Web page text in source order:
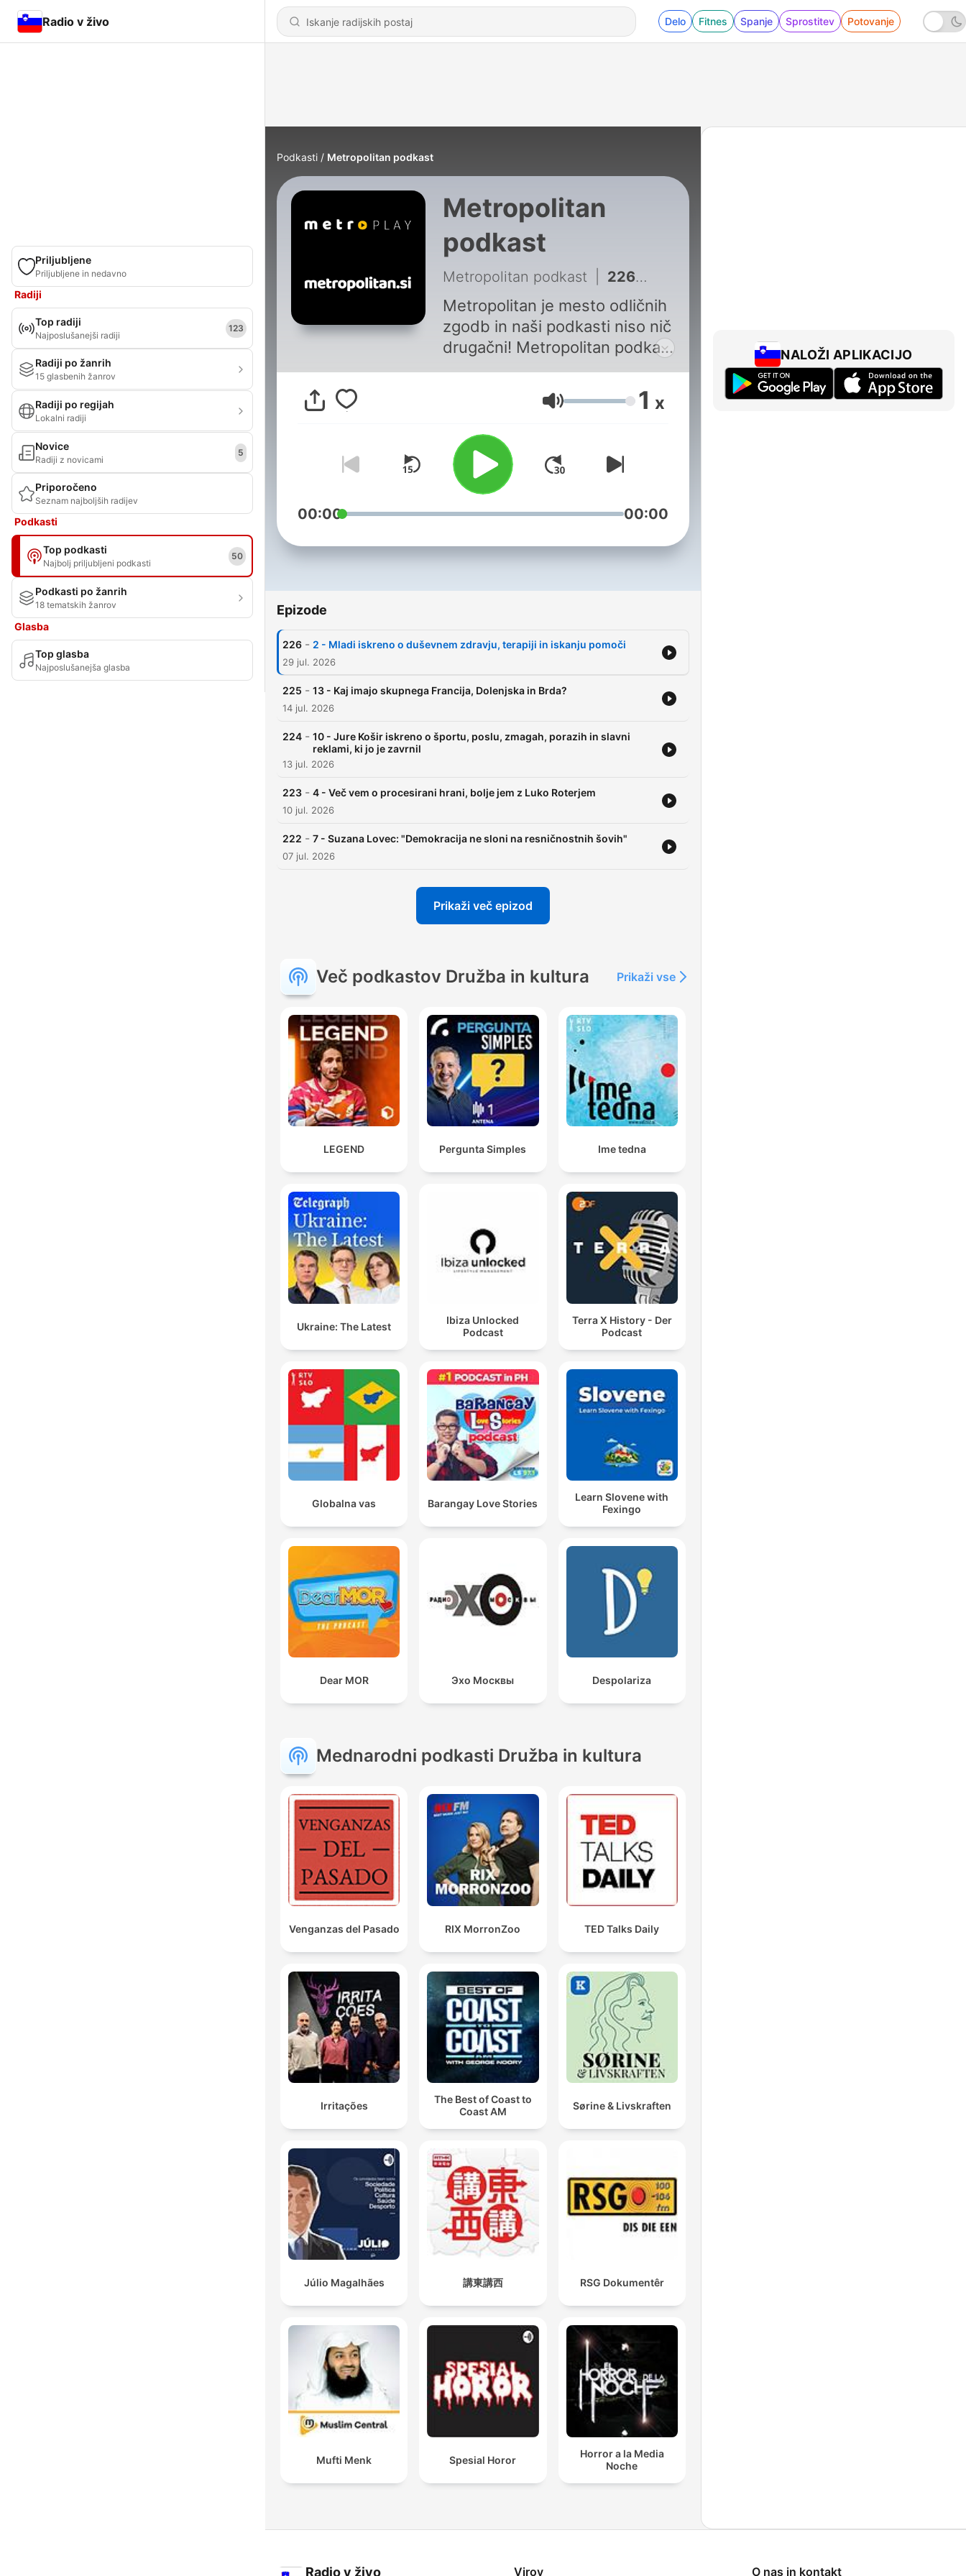
Radio v živo Delo Fitnes Spanje Sprostitev Potovanje
Priljubljene
Priljubljene in nedavno
Radiji
Top radiji
Najposlušanejši radiji
123
Radiji po žanrih
15 glasbenih žanrov
Radiji po regijah
Lokalni radiji
Novice
Radiji z novicami
5
Priporočeno
Seznam najboljših radijev
Podkasti
Top podkasti
Najbolj priljubljeni podkasti
50
Podkasti po žanrih
18 tematskih žanrov
Glasba
Top glasba
Najposlušanejša glasba
Podkasti Metropolitan podkast
Metropolitan
podkast
Metropolitan podkast 226 - 2 - Mladi iskreno o duševnem zdravju, terapiji in iskanju pomoči
Metropolitan je mesto odličnih
zgodb in naši podkasti niso nič
drugačni! Metropolitan podkast
je zbirka iskrenih, zabavnih in
informativnih zbirk pogovorov,
skozi katere boste spoznavali
znane in strokovne osebnosti
iz različnih področij. Pridružite
se nam in prisluhnite zgodbam,
ki navdihujejo!
Glasnost 1 x
00:00 00:00
Epizode
226 - 2 - Mladi iskreno o duševnem zdravju, terapiji in iskanju pomoči
29 jul. 2026
225 - 13 - Kaj imajo skupnega Francija, Dolenjska in Brda?
14 jul. 2026
224 - 10 - Jure Košir iskreno o športu, poslu, zmagah, porazih in slavni
reklami, ki jo je zavrnil
13 jul. 2026
223 - 4 - Več vem o procesirani hrani, bolje jem z Luko Roterjem
10 jul. 2026
222 - 7 - Suzana Lovec: "Demokracija ne sloni na resničnostnih šovih"
07 jul. 2026
Prikaži več epizod
Več podkastov Družba in kultura Prikaži vse
LEGEND Pergunta Simples Ime tedna
Ukraine: The Latest
Ibiza Unlocked
Podcast
Terra X History - Der
Podcast
Globalna vas Barangay Love Stories
Learn Slovene with
Fexingo
Dear MOR Эхо Москвы Despolariza
Mednarodni podkasti Družba in kultura
Venganzas del Pasado RIX MorronZoo TED Talks Daily
Irritações
The Best of Coast to
Coast AM
Sørine & Livskraften
Júlio Magalhães 講東講西 RSG Dokumentêr
Mufti Menk Spesial Horor
Horror a la Media
Noche
NALOŽI APLIKACIJO
Radio v živo Virov O nas in kontakt